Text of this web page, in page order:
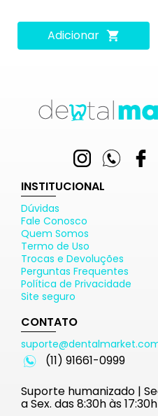
Adicionar
INSTITUCIONAL
Dúvidas
Fale Conosco
Quem Somos
Termo de Uso
Trocas e Devoluções
Perguntas Frequentes
Política de Privacidade
Site seguro
CONTATO
(11) 91661-0999
Suporte humanizado |
a Sex. das 8:30h às 17:30h